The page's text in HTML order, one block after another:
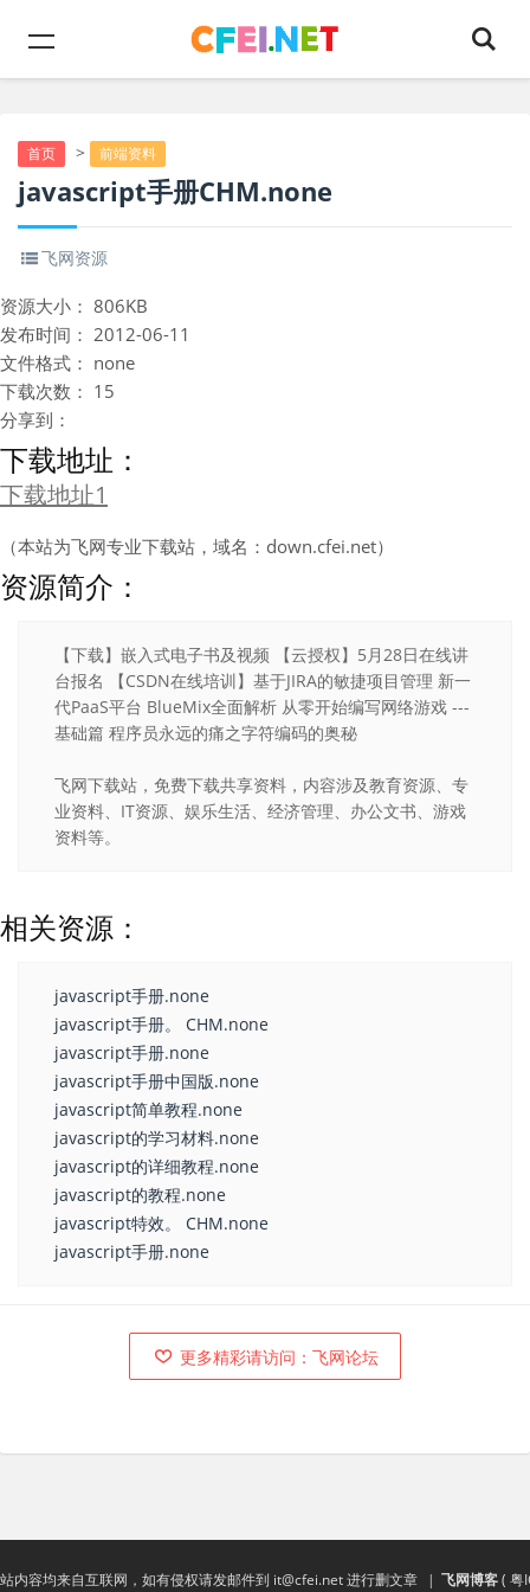
首页 > 前端资料
javascript手册CHM.none
飞网资源
资源大小： 806KB
发布时间： 2012-06-11
文件格式： none
下载次数： 15
分享到：
下载地址：
下载地址1
（本站为飞网专业下载站，域名：down.cfei.net）
资源简介：
【下载】嵌入式电子书及视频 【云授权】5月28日在线讲
台报名 【CSDN在线培训】基于JIRA的敏捷项目管理 新一
代PaaS平台 BlueMix全面解析 从零开始编写网络游戏 ---
基础篇 程序员永远的痛之字符编码的奥秘
飞网下载站，免费下载共享资料，内容涉及教育资源、专
业资料、IT资源、娱乐生活、经济管理、办公文书、游戏
资料等。
相关资源：
javascript手册.none
javascript手册。 CHM.none
javascript手册.none
javascript手册中国版.none
javascript简单教程.none
javascript的学习材料.none
javascript的详细教程.none
javascript的教程.none
javascript特效。 CHM.none
javascript手册.none
更多精彩请访问：飞网论坛
内容均来自互联网，如有侵权请发邮件到 it@cfei.net进行删文章 | 飞网博客( 粤